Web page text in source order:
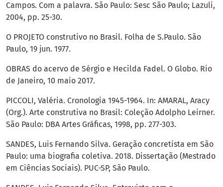
Campos. Com a palavra. São Paulo: Sesc São Paulo; Lazuli,
2004, pp. 25-30.
O PROJETO construtivo no Brasil. Folha de S.Paulo. São
Paulo, 19 jun. 1977.
OBRAS do acervo de Sérgio e Hecilda Fadel. O Globo. Rio
de Janeiro, 10 maio 2017.
PICCOLI, Valéria. Cronologia 1945-1964. In: AMARAL, Aracy
(Org.). Arte construtiva no Brasil: Coleção Adolpho Leirner.
São Paulo: DBA Artes Gráficas, 1998, pp. 277-303.
SANDES, Luis Fernando Silva. Geração concretista em São
Paulo: uma biografia coletiva. 2018. Dissertação (Mestrado
em Ciências Sociais). PUC-SP, São Paulo.